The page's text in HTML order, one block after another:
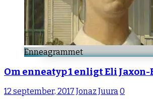
Enneagrammet
Om enneatyp 1 enligt Eli Jaxon-
12 september, 2017 Jonaz Juura0